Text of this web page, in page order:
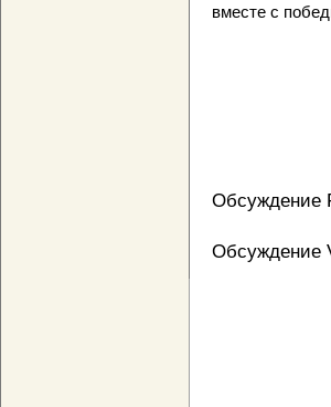
вместе с
Обсуждение
Обсуждение